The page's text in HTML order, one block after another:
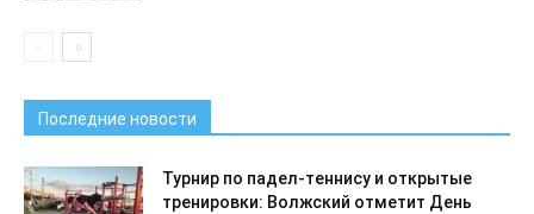
Последние новости
Турнир по падел-теннису и открытые
тренировки: Волжский отметит День